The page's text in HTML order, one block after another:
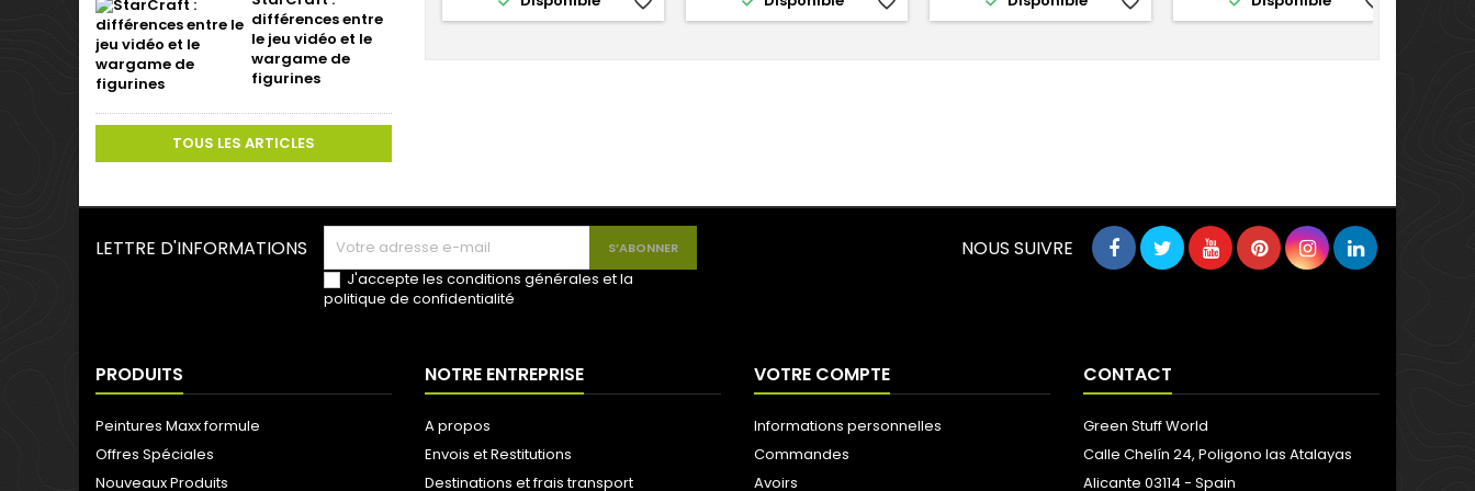
différences entre
le jeu vidéo et le
wargame de
figurines
TOUS LES ARTICLES
LETTRE D'INFORMATIONS
J'accepte les conditions générales et la
politique de confidentialité
NOUS SUIVRE
PRODUITS
Peintures Maxx formule
Offres Spéciales
Nouveaux Produits
NOTRE ENTREPRISE
A propos
Envois et Restitutions
Destinations et frais transport
VOTRE COMPTE
Informations personnelles
Commandes
Avoirs
CONTACT
Green Stuff World
Calle Chelín 24, Poligono las Atalayas
Alicante 03114 - Spain